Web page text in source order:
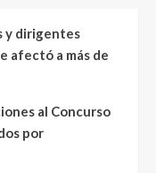
y dirigentes
afectó a más de
al Concurso
por